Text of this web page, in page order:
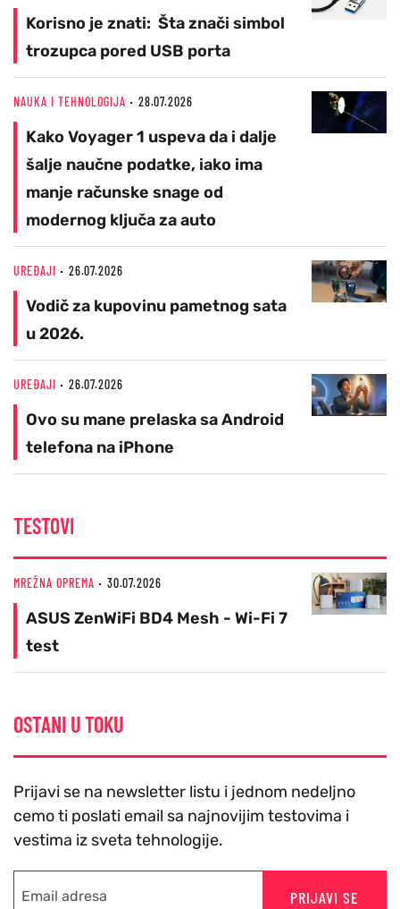
Korisno je znati: Šta znači simbol
trozupca pored USB porta
NAUKA I TEHNOLOGIJA 28.07.2026
Kako Voyager 1 uspeva da i dalje
šalje naučne podatke, iako ima
manje računske snage od
modernog ključa za auto
UREĐAJI 26.07.2026
Vodič za kupovinu pametnog sata
u 2026.
UREĐAJI 26.07.2026
Ovo su mane prelaska sa Android
telefona na iPhone
TESTOVI
MREŽNA OPREMA 30.07.2026
ASUS ZenWiFi BD4 Mesh - Wi-Fi 7
test
OSTANI U TOKU
Prijavi se na newsletter listu i jednom nedeljno
cemo ti poslati email sa najnovijim testovima i
vestima iz sveta tehnologije.
PRIJAVI SE